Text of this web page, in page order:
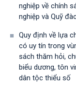
nghiệp về chính
nghiệp và Quỹ
Quy định về lựa
có uy tín trong
sách thăm hỏi,
biểu dương, tôn
dân tộc thiểu số